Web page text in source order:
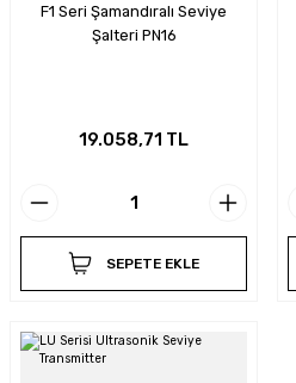
F1 Seri Şamandıralı Seviye
Şalteri PN16
19.058,71 TL
SEPETE EKLE